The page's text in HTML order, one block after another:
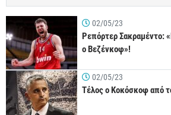
02/05/23
Ρεπόρτερ Σακραμέντο:
ο Βεζένκοφ»!
02/05/23
Τέλος ο Κοκόσκοφ από